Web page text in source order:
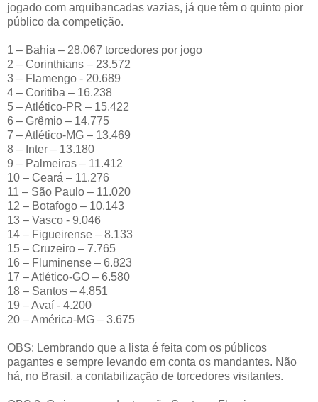
jogado com arquibancadas vazias, já que têm o quinto pior
público da competição.
1 – Bahia – 28.067 torcedores por jogo
2 – Corinthians – 23.572
3 – Flamengo - 20.689
4 – Coritiba – 16.238
5 – Atlético-PR – 15.422
6 – Grêmio – 14.775
7 – Atlético-MG – 13.469
8 – Inter – 13.180
9 – Palmeiras – 11.412
10 – Ceará – 11.276
11 – São Paulo – 11.020
12 – Botafogo – 10.143
13 – Vasco - 9.046
14 – Figueirense – 8.133
15 – Cruzeiro – 7.765
16 – Fluminense – 6.823
17 – Atlético-GO – 6.580
18 – Santos – 4.851
19 – Avaí - 4.200
20 – América-MG – 3.675
OBS: Lembrando que a lista é feita com os públicos
pagantes e sempre levando em conta os mandantes. Não
há, no Brasil, a contabilização de torcedores visitantes.